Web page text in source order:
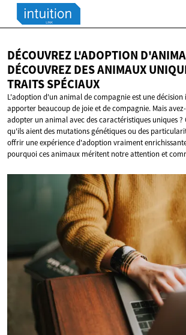
DÉCOUVREZ L'ADOPTION
DÉCOUVREZ DES ANIMAUX
TRAITS SPÉCIAUX
L'adoption d'un animal de compagnie est une
apporter beaucoup de joie et de compagnie. Mais
adopter un animal avec des caractéristiques uniques ?
qu'ils aient des mutations génétiques ou des
offrir une expérience d'adoption vraiment
pourquoi ces animaux méritent notre attention et